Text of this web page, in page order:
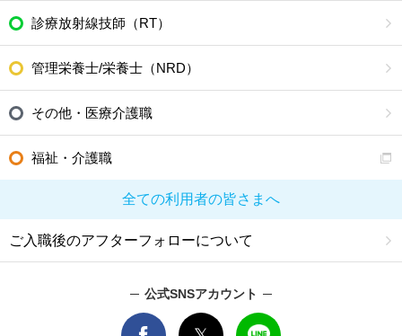
診療放射線技師（RT）
管理栄養士/栄養士（NRD）
その他・医療介護職
福祉・介護職
全ての利用者の皆さまへ
ご入職後のアフターフォローについて
公式SNSアカウント